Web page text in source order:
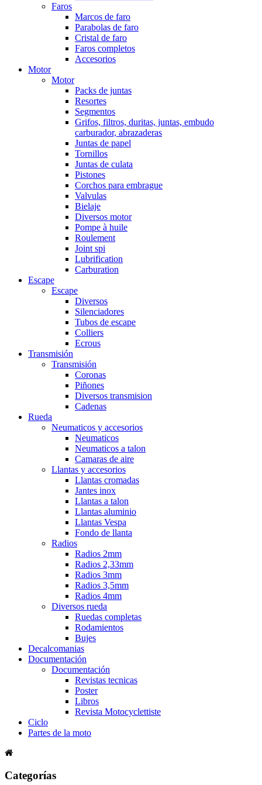
Faros
Marcos de faro
Parabolas de faro
Cristal de faro
Faros completos
Accesorios
Motor
Motor
Packs de juntas
Resortes
Segmentos
Grifos, filtros, duritas, juntas, embudo
carburador, abrazaderas
Juntas de papel
Tornillos
Juntas de culata
Pistones
Corchos para embrague
Valvulas
Bielaje
Diversos motor
Pompe à huile
Roulement
Joint spi
Lubrification
Carburation
Escape
Escape
Diversos
Silenciadores
Tubos de escape
Colliers
Ecrous
Transmisión
Transmisión
Coronas
Piñones
Diversos transmision
Cadenas
Rueda
Neumaticos y accesorios
Neumaticos
Neumaticos a talon
Camaras de aire
Llantas y accesorios
Llantas cromadas
Jantes inox
Llantas a talon
Llantas aluminio
Llantas Vespa
Fondo de llanta
Radios
Radios 2mm
Radios 2,33mm
Radios 3mm
Radios 3,5mm
Radios 4mm
Diversos rueda
Ruedas completas
Rodamientos
Bujes
Decalcomanias
Documentación
Documentación
Revistas tecnicas
Poster
Libros
Revista Motocyclettiste
Ciclo
Partes de la moto
Categorías